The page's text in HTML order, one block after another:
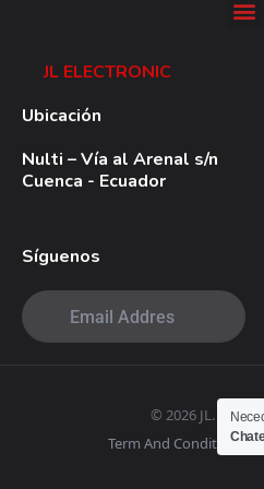
JL ELECTRONIC
Ubicación
Nulti – Vía al Arenal s/n
Cuenca - Ecuador
Síguenos
© 2026 JL. All
Term And Conditions